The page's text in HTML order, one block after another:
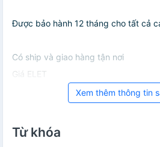
Được bảo hành 12 tháng cho tất cả
Có ship và giao hàng tận nơi
Giá ELET
Xem thêm thông tin
Từ khóa